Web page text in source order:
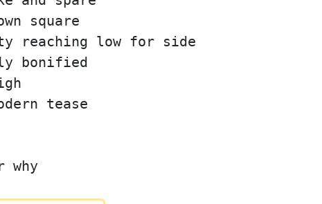
square
reaching low for side
bonified
tease
why